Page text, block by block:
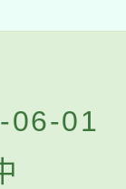
06-01